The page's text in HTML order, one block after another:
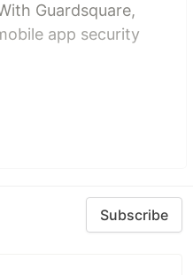
Guardsquare,
app security
Subscribe